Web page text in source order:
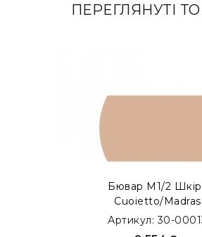
ПЕРЕГЛЯНУТІ
Бювар М1/2
Cuoietto/Madras
Артикул: 30-